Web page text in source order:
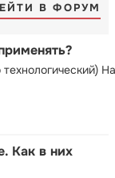
В ФОРУМ
На
Как в них